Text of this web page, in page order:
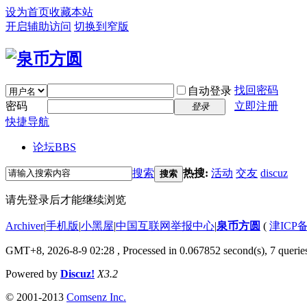
设为首页收藏本站
开启辅助访问 切换到窄版
自动登录 找回密码
密码
登录
立即注册
快捷导航
论坛BBS
搜索 搜索 热搜: 活动 交友 discuz
请先登录后才能继续浏览
Archiver|手机版|小黑屋|中国互联网举报中心|泉币方圆 ( 津ICP
GMT+8, 2026-8-9 02:28 , Processed in 0.067852 second(s), 7
Powered by Discuz! X3.2
© 2001-2013 Comsenz Inc.